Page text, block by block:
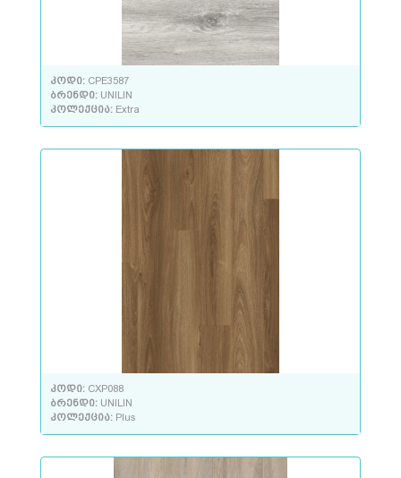
კოდი: CPE3587
ბრენდი: UNILIN
კოლექცია: Extra
კოდი: CXP088
ბრენდი: UNILIN
კოლექცია: Plus